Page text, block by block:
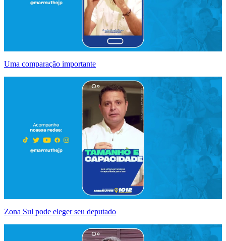
Uma comparação importante
Zona Sul pode eleger seu deputado